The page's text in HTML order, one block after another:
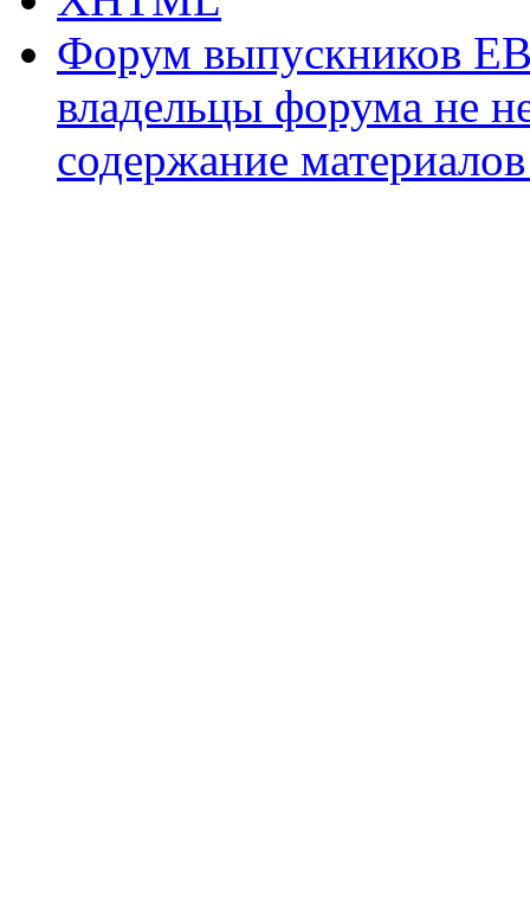
Форум выпускников
владельцы форума не
содержание